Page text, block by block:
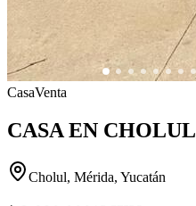
CasaVenta
CASA EN CHOLUL
Cholul, Mérida, Yucatán